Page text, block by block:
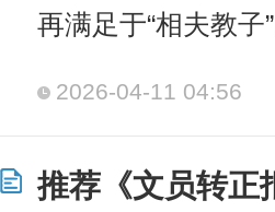
再满足于“相夫教
2026-04-11 04:56
推荐《文员转正